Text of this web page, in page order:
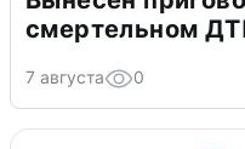
смертельном
7 августа 0